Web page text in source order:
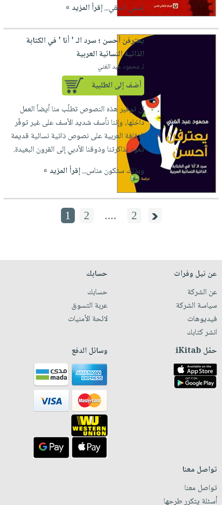
إسمي الحقي...إقرأ المزيد »
يعترفن أحسن ؛ سرد الـ ' أنا ' في الكتابة
الذاتية النسائية العربية
لـ محمود عبد الغني
أضف إلى الطلبية
إن توفير هذه النصوص تطلّب منا أيضاً العمل
داخلها، وإننا نأسف شديد الأسف على غير توفّر
الثقافة العربية على نصوص ذاتية نسائية قديمة
تعود بذاكرتنا وذوقنا الأدبي إلى القرون البعيدة.
وبذلك ستكون مناس...إقرأ المزيد »
1 2 .... 2
عن نيل وفرات
عن الشركة
سياسة الشركة
فيديوهات
انشر كتابك
حسابك
حسابك
عربة التسوق
لائحة الأمنيات
حمّل iKitab وسائل الدفع
تواصل معنا
تواصل معنا
أسئلة يتكرر طرحها